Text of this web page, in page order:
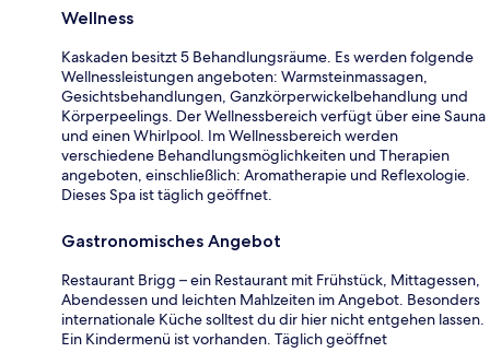
Wellness
Kaskaden besitzt 5 Behandlungsräume. Es werden folgende
Wellnessleistungen angeboten: Warmsteinmassagen,
Gesichtsbehandlungen, Ganzkörperwickelbehandlung und
Körperpeelings. Der Wellnessbereich verfügt über eine Sauna
und einen Whirlpool. Im Wellnessbereich werden
verschiedene Behandlungsmöglichkeiten und Therapien
angeboten, einschließlich: Aromatherapie und Reflexologie.
Dieses Spa ist täglich geöffnet.
Gastronomisches Angebot
Restaurant Brigg – ein Restaurant mit Frühstück, Mittagessen,
Abendessen und leichten Mahlzeiten im Angebot. Besonders
internationale Küche solltest du dir hier nicht entgehen lassen.
Ein Kindermenü ist vorhanden. Täglich geöffnet